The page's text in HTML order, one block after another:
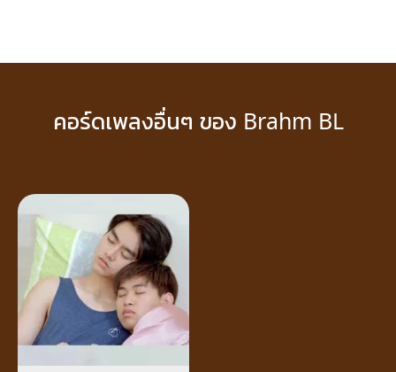
คอร์ดเพลงอื่นๆ ของ Brahm BL